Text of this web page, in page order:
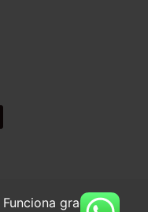
gracias a